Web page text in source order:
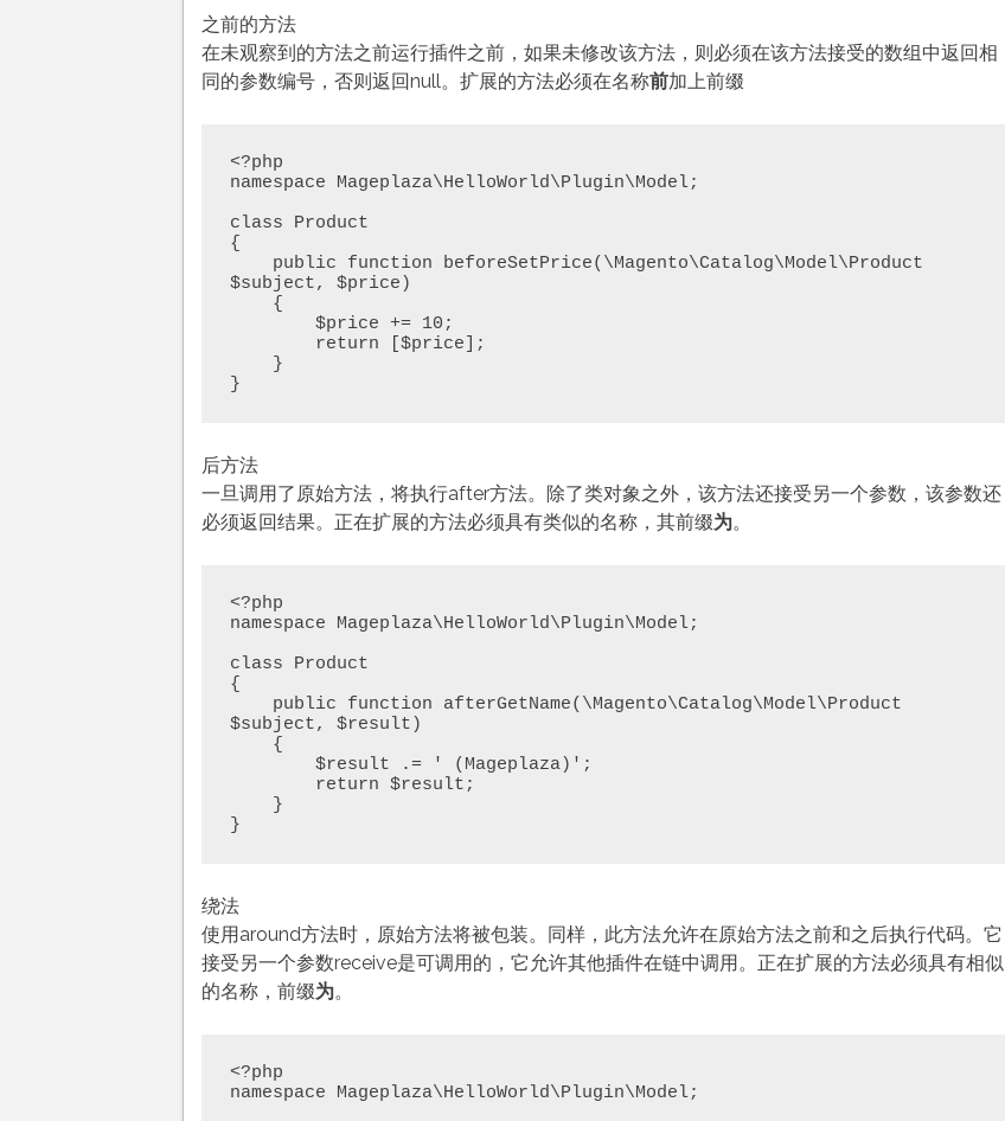
之前的方法
在未观察到的方法之前运行插件之前，如果未修改该方法，则必须在该方法接受的数组中返回相
同的参数编号，否则返回null。扩展的方法必须在名称前加上前缀
<?php
namespace Mageplaza\HelloWorld\Plugin\Model;
class Product
{
$subject, $price)
}
后方法
一旦调用了原始方法，将执行after方法。除了类对象之外，该方法还接受另一个参数，该参数还
必须返回结果。正在扩展的方法必须具有类似的名称，其前缀为。
<?php
namespace Mageplaza\HelloWorld\Plugin\Model;
class Product
{
$subject, $result)
}
绕法
使用around方法时，原始方法将被包装。同样，此方法允许在原始方法之前和之后执行代码。它
接受另一个参数receive是可调用的，它允许其他插件在链中调用。正在扩展的方法必须具有相似
的名称，前缀为。
<?php
namespace Mageplaza\HelloWorld\Plugin\Model;